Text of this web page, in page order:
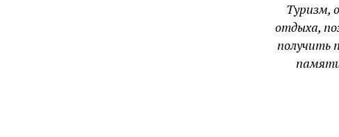
Туризм,
отдыха,
получить